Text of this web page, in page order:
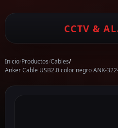
CCTV &
Inicio/Productos/Cables/
Anker Cable USB2.0 color negro ANK-